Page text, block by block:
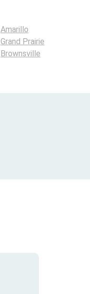
Amarillo
Grand Prairie
Brownsville